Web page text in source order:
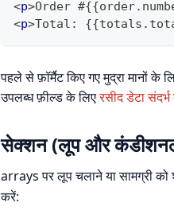
<p>Order
<p>Total:
पहले से फ़ॉर्मैट किए गए मुद्रा मानों के
उपलब्ध फ़ील्ड के लिएरसीद डेटा संदर्भ
सेक्शन (लूप और
arrays पर लूप चलाने या सामग्री को
करें: